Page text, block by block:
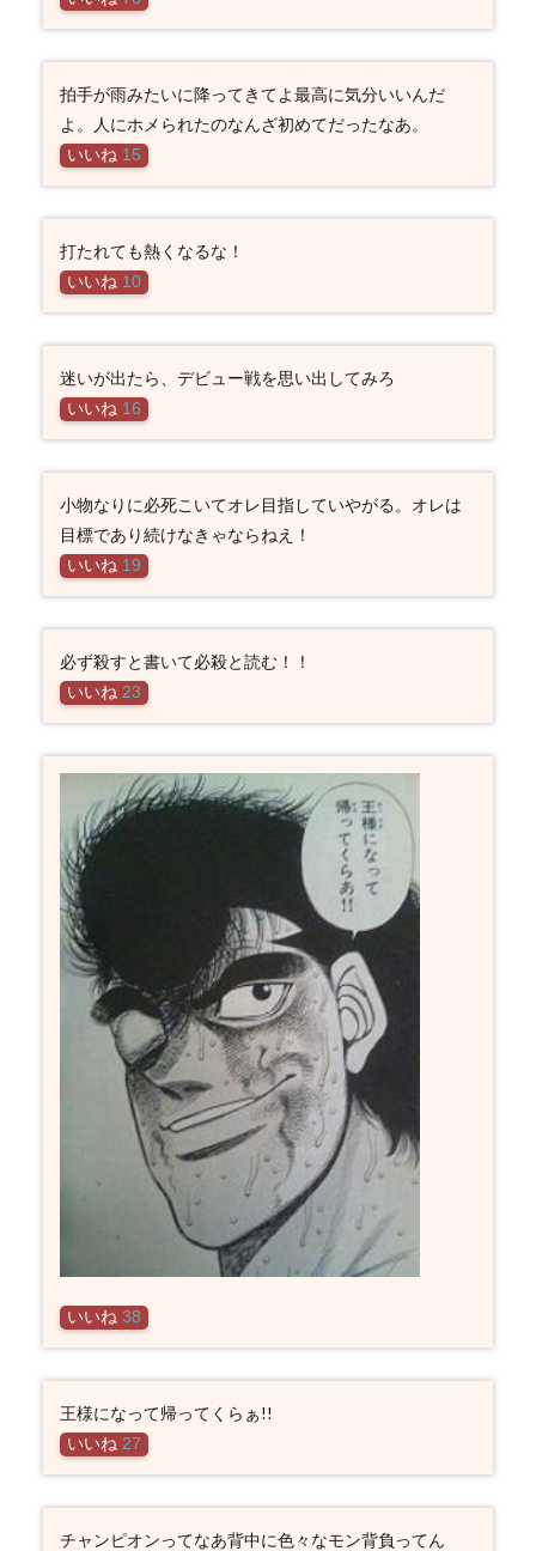
拍手が雨みたいに降ってきてよ最高に気分いいんだ
よ。人にホメられたのなんざ初めてだったなあ。
いいね 15
打たれても熱くなるな！
いいね 10
迷いが出たら、デビュー戦を思い出してみろ
いいね 16
小物なりに必死こいてオレ目指していやがる。オレは
目標であり続けなきゃならねえ！
いいね 19
必ず殺すと書いて必殺と読む！！
いいね 23
いいね 38
王様になって帰ってくらぁ!!
いいね 27
チャンピオンってなあ背中に色々なモン背負ってん